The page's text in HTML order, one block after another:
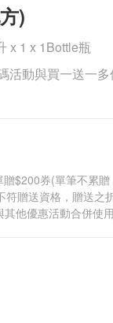
)
x 1 x 1Bottle瓶
活動與買一送一
$200券(單筆不累
符贈送資格，贈送之
他優惠活動合併使